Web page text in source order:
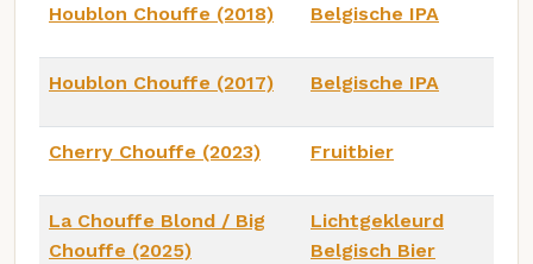
Houblon Chouffe (2018) Belgische IPA
Houblon Chouffe (2017) Belgische IPA
Cherry Chouffe (2023) Fruitbier
La Chouffe Blond / Big
Chouffe (2025)
Lichtgekleurd
Belgisch Bier